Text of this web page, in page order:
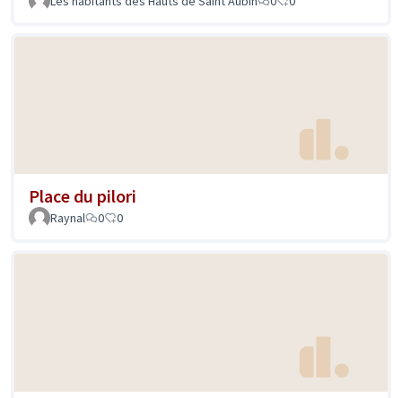
Place du pilori
Raynal 0 0